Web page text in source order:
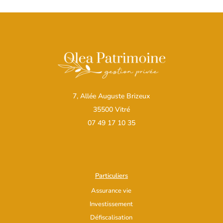
7, Allée Auguste Brizeux
35500 Vitré
07 49 17 10 35
Particuliers
Assurance vie
Investissement
Défiscalisation